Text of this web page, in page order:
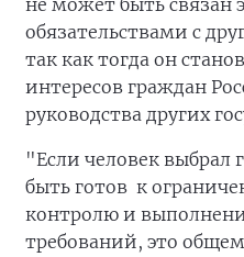
не может быть связан
обязательствами с
так как тогда он
интересов граждан
руководства других
"Если человек выбрал
быть готов к
контролю и
требований, это